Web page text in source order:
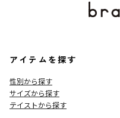
アイテムを探す
性別から探す
サイズから探す
テイストから探す